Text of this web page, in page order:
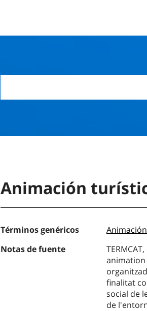
Animación
Términos genéricos
Notas de fuente
finalitat
social de
de